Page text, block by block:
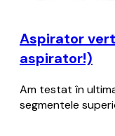
Aspirator
aspirator!)
Am testat în
segmentele